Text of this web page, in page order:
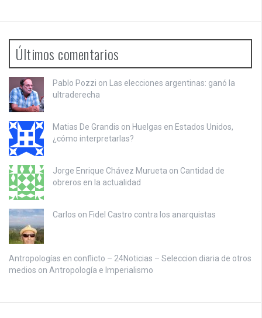
Últimos comentarios
Pablo Pozzi on Las elecciones argentinas: ganó la
ultraderecha
Matias De Grandis on Huelgas en Estados Unidos,
¿cómo interpretarlas?
Jorge Enrique Chávez Murueta on Cantidad de
obreros en la actualidad
Carlos on Fidel Castro contra los anarquistas
Antropologías en conflicto – 24Noticias – Seleccion diaria de otros
medios on Antropología e Imperialismo